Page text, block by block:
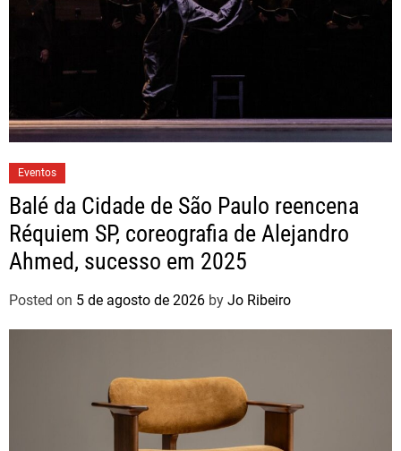
Eventos
Balé da Cidade de São Paulo reencena
Réquiem SP, coreografia de Alejandro
Ahmed, sucesso em 2025
Posted on 5 de agosto de 2026 by Jo Ribeiro